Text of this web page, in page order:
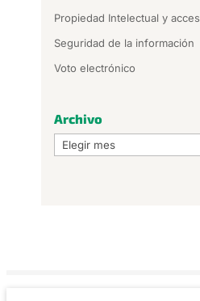
Propiedad Intelectual y
Seguridad de la información
Voto electrónico
Archivo
Archivo